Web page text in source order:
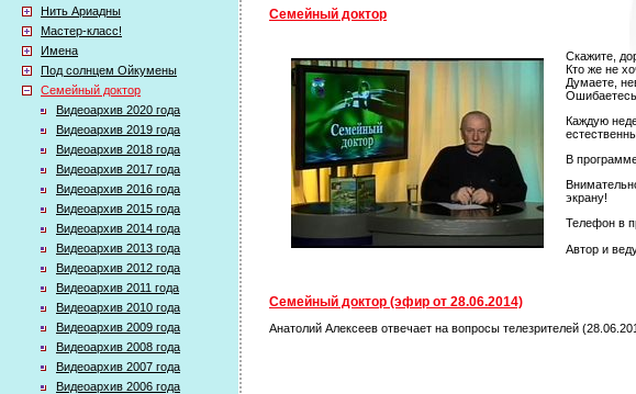
Нить Ариадны
Мастер-класс!
Имена
Под солнцем Ойкумены
Семейный доктор
Видеоархив 2020 года
Видеоархив 2019 года
Видеоархив 2018 года
Видеоархив 2017 года
Видеоархив 2016 года
Видеоархив 2015 года
Видеоархив 2014 года
Видеоархив 2013 года
Видеоархив 2012 года
Видеоархив 2011 года
Видеоархив 2010 года
Видеоархив 2009 года
Видеоархив 2008 года
Видеоархив 2007 года
Видеоархив 2006 года
Семейный доктор
Скажите,
Кто же не
Думаете,
Каждую
В
экрану!
Телефон в
Автор и
Семейный доктор (эфир от 28.06.2014)
Анатолий Алексеев отвечает на вопросы телезрителей